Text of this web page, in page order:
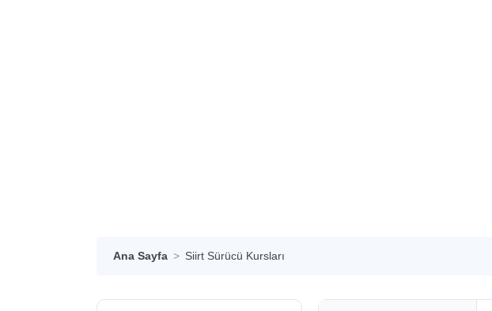
Ana Sayfa Siirt Sürücü Kursları